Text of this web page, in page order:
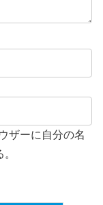
ザーに自分の名